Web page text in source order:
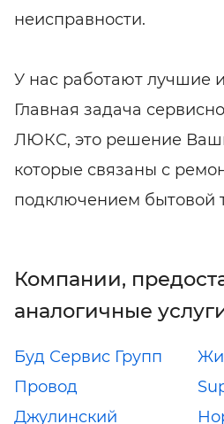
неисправности.
У нас работают лучшие
Главная задача
ЛЮКС, это решение
которые связаны с
подключением бытовой
Компании,
аналогичные
Буд Сервис Групп
Провод
Джулинский